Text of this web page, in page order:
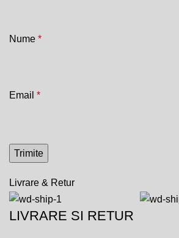
Nume *
Email *
Livrare & Retur
LIVRARE SI RETUR